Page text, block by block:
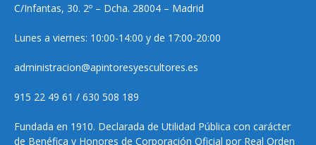
C/Infantas, 30. 2º – Dcha. 28004 – Madrid
Lunes a viernes: 10:00-14:00 y de 17:00-20:00
administracion@apintoresyescultores.es
915 22 49 61 / 630 508 189
Fundada en 1910. Declarada de Utilidad Pública con carácter
de Benéfica y Honores de Corporación Oficial por Real Orden